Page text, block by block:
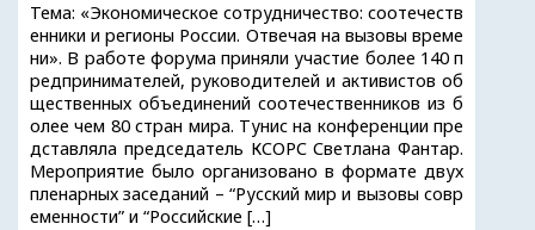
Тема: «Экономическое сотрудничество: соотечеств
енники и регионы России. Отвечая на вызовы време
ни». В работе форума приняли участие более 140 п
редпринимателей, руководителей и активистов об
щественных объединений соотечественников из б
олее чем 80 стран мира. Тунис на конференции пре
дставляла председатель КСОРС Светлана Фантар.
Мероприятие было организовано в формате двух
пленарных заседаний – “Русский мир и вызовы совр
еменности” и “Российские […]